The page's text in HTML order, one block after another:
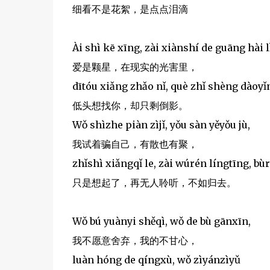
细看不是花絮，是点点泪滴
Ài shì kē xīng, zài xiànshí de guāng hài
爱是颗星，在现实的光害里，
dītóu xiǎng zhǎo nǐ, què zhǐ shèng
低头想找你，却只剩倒影。
Wǒ shìzhe piàn zìjǐ, yǒu sàn yěyǒu jù,
我试着骗自己，有散也有聚，
zhǐshì xiǎngqǐ le, zài wúrén língtīng,
只是想起了，再无人聆听，不如归去。
Wǒ bú yuànyi shěqì, wǒ de bù gānxīn,
我不愿意舍弃，我的不甘心，
luàn hóng de qíngxù, wǒ zìyánzìyǔ